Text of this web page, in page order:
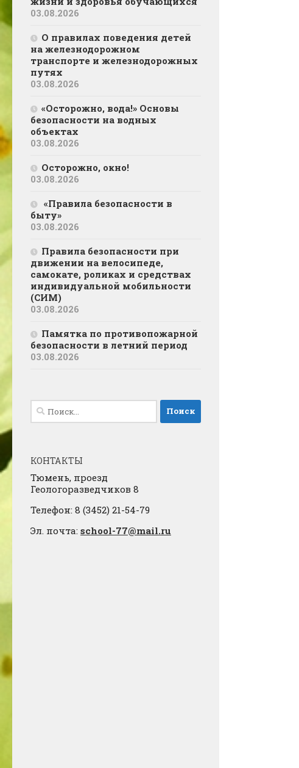
03.08.2026
О правилах поведения детей
на железнодорожном
транспорте и железнодорожных
путях
03.08.2026
«Осторожно, вода!» Основы
безопасности на водных
объектах
03.08.2026
Осторожно, окно!
03.08.2026
«Правила безопасности в
быту»
03.08.2026
Правила безопасности при
движении на велосипеде,
самокате, роликах и средствах
индивидуальной мобильности
(СИМ)
03.08.2026
Памятка по противопожарной
безопасности в летний период
03.08.2026
Найти:
КОНТАКТЫ
Тюмень, проезд
Геологоразведчиков 8
Телефон: 8 (3452) 21-54-79
Эл. почта: school-77@mail.ru